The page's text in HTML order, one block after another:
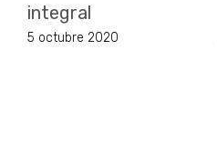
integral
5 octubre 2020